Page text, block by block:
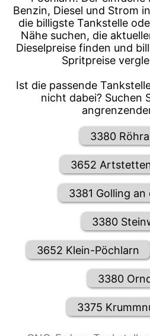
Benzin, Diesel und Strom
die billigste Tankstelle
Nähe suchen, die
Dieselpreise finden und
Spritpreise
Ist die passende
nicht dabei? Suchen
3380
3652
3381 Golling an
3380
3652 Klein-Pöchlarn
3380
3375